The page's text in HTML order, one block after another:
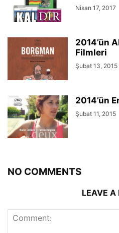
Nisan 17, 2017
2014’ün
Filmleri
Şubat 13, 2015
2014’ün
Şubat 11, 2015
NO COMMENTS
LEAVE A